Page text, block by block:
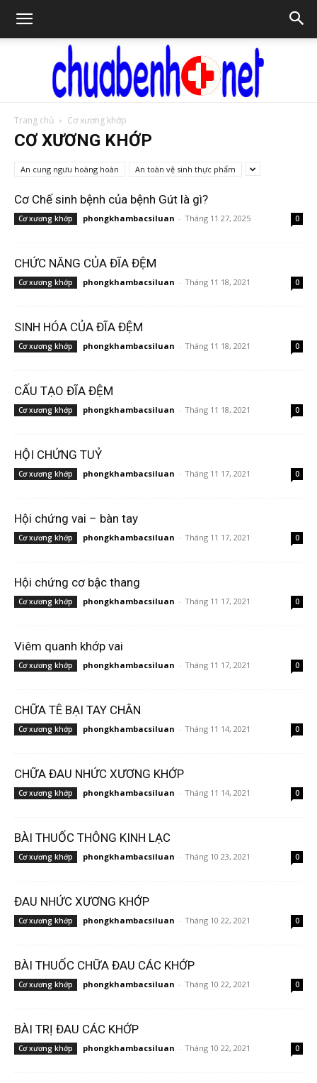
bệnh
Trang chủ Cơ xương khớp
CƠ XƯƠNG KHỚP
An cung ngưu hoàng hoàn An toàn vệ sinh thực phẩm
Cơ Chế sinh bệnh của bệnh Gút là gì?
Cơ xương khớp phongkhambacsiluan - Tháng 11 27, 2025 0
CHỨC NĂNG CỦA ĐĨA ĐỆM
Cơ xương khớp phongkhambacsiluan - Tháng 11 18, 2021 0
SINH HÓA CỦA ĐĨA ĐỆM
Cơ xương khớp phongkhambacsiluan - Tháng 11 18, 2021 0
CẤU TẠO ĐĨA ĐỆM
Cơ xương khớp phongkhambacsiluan - Tháng 11 18, 2021 0
HỘI CHỨNG TUỶ
Cơ xương khớp phongkhambacsiluan - Tháng 11 17, 2021 0
Hội chứng vai – bàn tay
Cơ xương khớp phongkhambacsiluan - Tháng 11 17, 2021 0
Hội chứng cơ bậc thang
Cơ xương khớp phongkhambacsiluan - Tháng 11 17, 2021 0
Viêm quanh khớp vai
Cơ xương khớp phongkhambacsiluan - Tháng 11 17, 2021 0
CHỮA TÊ BẠI TAY CHÂN
Cơ xương khớp phongkhambacsiluan - Tháng 11 14, 2021 0
CHỮA ĐAU NHỨC XƯƠNG KHỚP
Cơ xương khớp phongkhambacsiluan - Tháng 11 14, 2021 0
BÀI THUỐC THÔNG KINH LẠC
Cơ xương khớp phongkhambacsiluan - Tháng 10 23, 2021 0
ĐAU NHỨC XƯƠNG KHỚP
Cơ xương khớp phongkhambacsiluan - Tháng 10 22, 2021 0
BÀI THUỐC CHỮA ĐAU CÁC KHỚP
Cơ xương khớp phongkhambacsiluan - Tháng 10 22, 2021 0
BÀI TRỊ ĐAU CÁC KHỚP
Cơ xương khớp phongkhambacsiluan - Tháng 10 22, 2021 0